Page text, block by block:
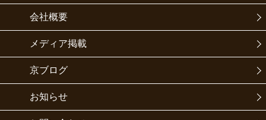
会社概要
メディア掲載
京ブログ
お知らせ